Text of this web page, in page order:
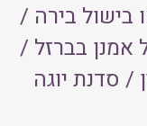
בישול בירה /
אמנן בברזל /
/ סדנת יוגה